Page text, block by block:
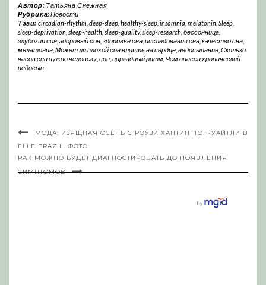
Автор: Татьяна Снежная
Рубрика:Новости
Тэги: circadian-rhythm deep-sleep, healthy-sleep, insomnia melatonin, Sleep,
sleep-deprivation sleep-health sleep-quality,sleep-research бессонница
глубокий сон здоровый сон здоровье сна исследования сна качество сна
мелатонин Может ли плохой сон влиять на сердце недосыпание Сколько
часов сна нужно человеку сон циркадный ритм Чем опасен хронический
недосып
МОДА: ИЗЯЩНАЯ ОСЕНЬ С РОУЗИ ХАНТИНГТОН-УАЙТЛИ В
ELLE BRAZIL. ФОТО
РАК МОЖНО БУДЕТ ДИАГНОСТИРОВАТЬ ДО ПОЯВЛЕНИЯ
СИМПТОМОВ